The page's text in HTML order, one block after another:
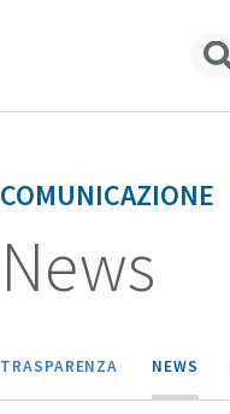
COMUNICAZIONE
News
TRASPARENZA NEWS